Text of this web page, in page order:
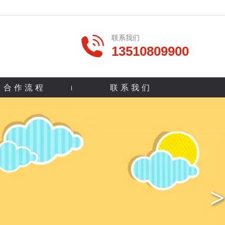
联系我们
13510809900
合作流程 联系我们
>